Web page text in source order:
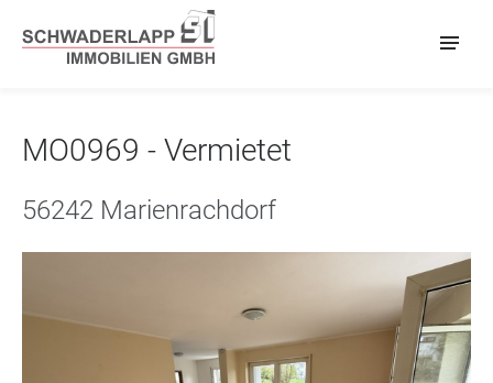
MO0969 - Vermietet
56242 Marienrachdorf